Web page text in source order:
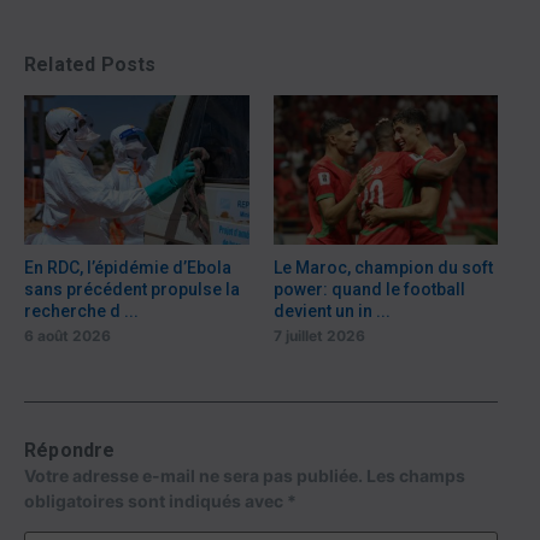
Related Posts
En RDC, l’épidémie d’Ebola
sans précédent propulse la
recherche d ...
6 août 2026
Le Maroc, champion du soft
power: quand le football
devient un in ...
7 juillet 2026
Répondre
Votre adresse e-mail ne sera pas publiée. Les champs
obligatoires sont indiqués avec *